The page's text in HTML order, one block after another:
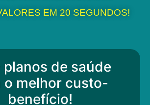
EM 20 SEGUNDOS!
planos de saúde
o melhor custo-
benefício!